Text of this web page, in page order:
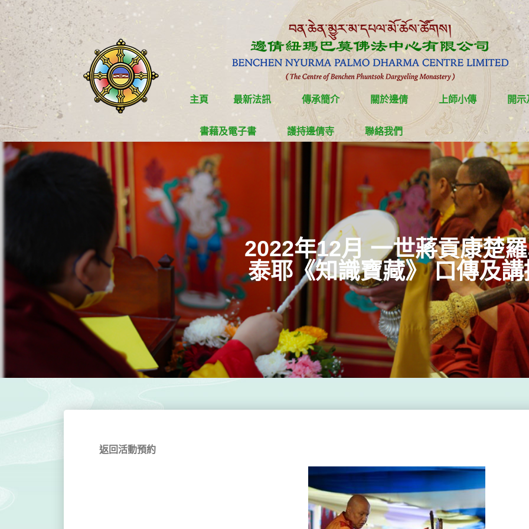
主頁 最新法訊 傳承簡介 關於邊倩 上師小傳 開
書藉及電子書 護持邊倩寺 聯絡我們
2022年12月 一世蔣貢康楚
泰耶《知識寶藏》 口傳及講
返回活動預約